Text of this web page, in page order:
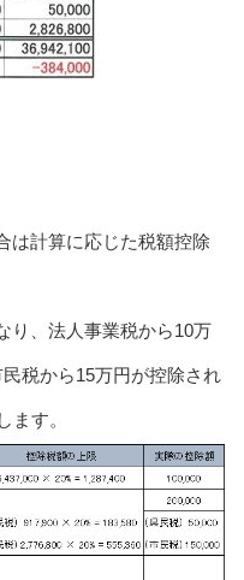
は計算に応じた税額控除
り、法人事業税から10万
税から15万円が控除され
ます。